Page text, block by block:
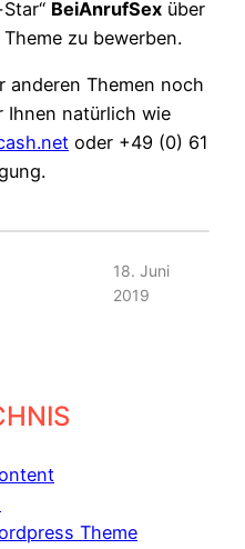
BeiAnrufSex über
zu bewerben.
anderen Themen noch
Ihnen natürlich wie
oder +49 (0) 61
18. Juni
2019
Theme